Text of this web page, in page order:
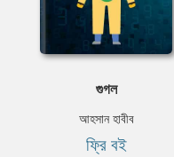
গুগল
আহসান হাবীব
ফ্রি বই